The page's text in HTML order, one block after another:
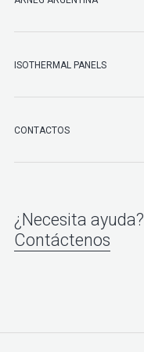
ISOTHERMAL PANELS
CONTACTOS
¿Necesita ayuda?
Contáctenos